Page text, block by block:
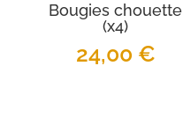
Bougies chouette
(x4)
24,00 €